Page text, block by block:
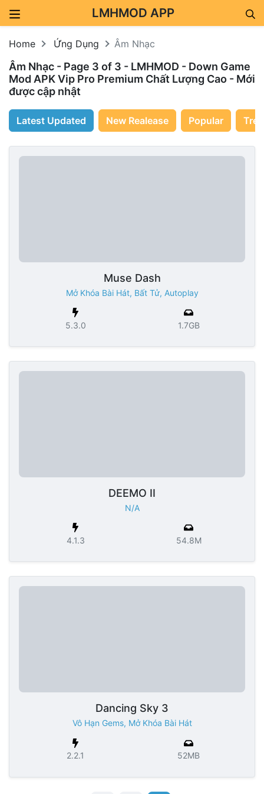
LMHMOD APP
Home Ứng Dụng Âm Nhạc
Âm Nhạc - Page 3 of 3 - LMHMOD - Down Game
Mod APK Vip Pro Premium Chất Lượng Cao - Mới
được cập nhật
Latest Updated New Realease Popular
Muse Dash
Mở Khóa Bài Hát, Bất Tử, Autoplay
5.3.0 1.7GB
DEEMO II
N/A
4.1.3 54.8M
Dancing Sky 3
Vô Hạn Gems, Mở Khóa Bài Hát
2.2.1 52MB